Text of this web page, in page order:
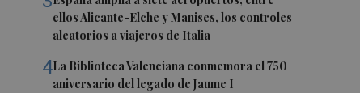
ellos Alicante-Elche y Manises, los controles
aleatorios a viajeros de Italia
4La Biblioteca Valenciana conmemora el 750
aniversario del legado de Jaume I